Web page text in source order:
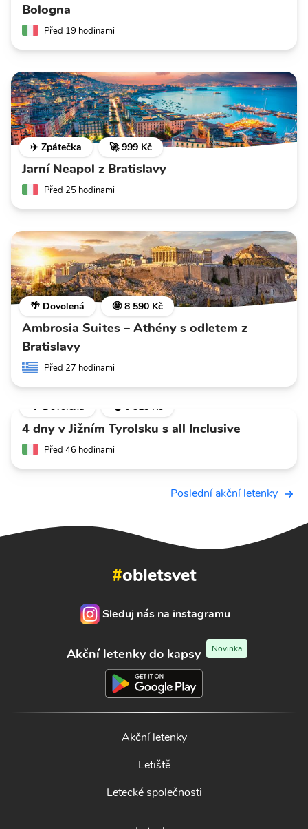
Bologna
Před 19 hodinami
✈️ Zpátečka 🚀 999 Kč
Jarní Neapol z Bratislavy
Před 25 hodinami
🌴 Dovolená 🤩 8 590 Kč
Ambrosia Suites – Athény s odletem z
Bratislavy
Před 27 hodinami
🌴 Dovolená 💣 6 318 Kč
4 dny v Jižním Tyrolsku s all Inclusive
Před 46 hodinami
Poslední akční letenky
#obletsvet
Sleduj nás na instagramu
Akční letenky do kapsy Novinka
Akční letenky
Letiště
Letecké společnosti